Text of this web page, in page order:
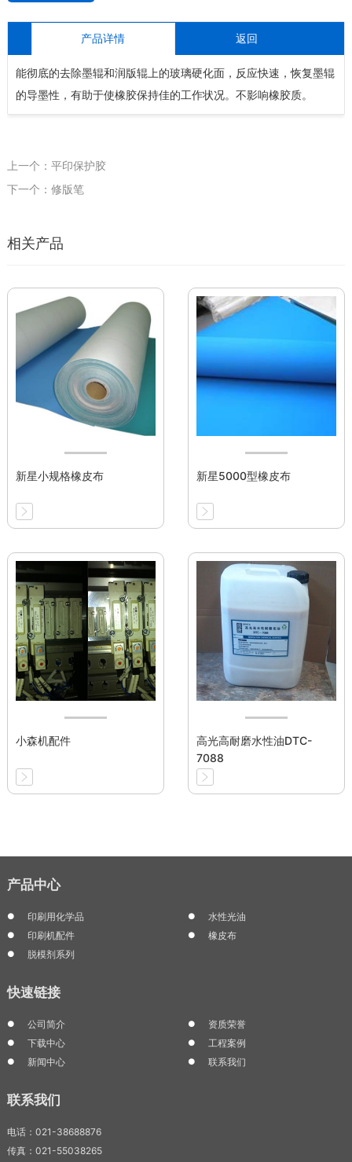
产品详情 返回
能彻底的去除墨辊和润版辊上的玻璃硬化面，反应快速，恢复墨辊
的导墨性，有助于使橡胶保持佳的工作状况。不影响橡胶质。
上一个：平印保护胶
下一个：修版笔
相关产品
新星小规格橡皮布 新星5000型橡皮布
小森机配件
高光高耐磨水性油DTC-
7088
产品中心
印刷用化学品
水性光油
印刷机配件
橡皮布
脱模剂系列
快速链接
公司简介
资质荣誉
下载中心
工程案例
新闻中心
联系我们
联系我们
电话：021-38688876
传真：021-55038265